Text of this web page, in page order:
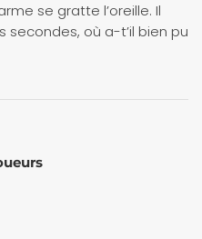
se gratte l’oreille. Il
secondes, où a-t’il bien pu